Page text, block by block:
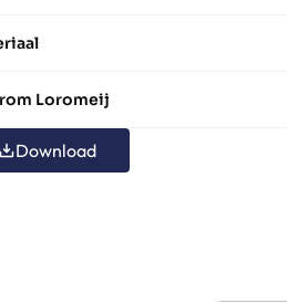
Loromeij
Download